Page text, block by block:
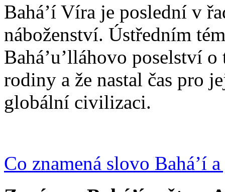
Bahá’í Víra je poslední v
náboženství. Ústředním
Bahá’u’lláhovo poselství
rodiny a že nastal čas pro
globální civilizaci.
Co znamená slovo Bahá’í